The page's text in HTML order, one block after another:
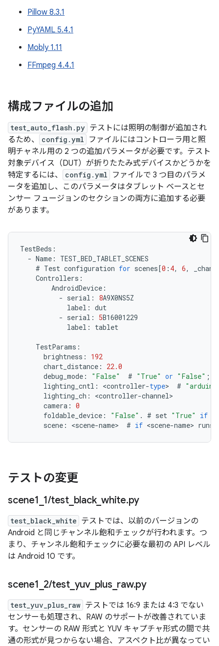
Pillow 8.3.1
PyYAML 5.4.1
Mobly 1.11
FFmpeg 4.4.1
構成ファイルの追加
test_auto_flash.py テストには照明の制御が追加され
るため、
config.yml
ファイルにはコントローラ用と照
明チャネル用の 2 つの追加パラメータが必要です。テスト
対象デバイス（DUT）が折りたたみ式デバイスかどうかを
特定するには、
config.yml
ファイルで 3 つ目のパラメ
ータを追加し、このパラメータはタブレット ベースとセ
ンサー フュージョンのセクションの両方に追加する必要
があります。
TestBeds :
- Name :
TEST_BED_TABLET_SCENES
# Test configuration for scenes[0 : 4, 6,
Controllers :
AndroidDevice :
- serial : 8A9X0NS5Z
label : dut
- serial : 5B16001229
label : tablet
TestParams :
brightness :
192
chart_distance :
22.0
debug_mode : "False" # "True" or "False" ;
lighting_cntl : <controller-type> #
lighting_ch : <controller-channel
camera : 0
foldable_device : "False" . # set "True" if
scene : <scene-name> # if <scene-name> runs
テストの変更
scene1 1/test_ black_ white.py
test_black_white テストでは、以前のバージョンの
Android と同じチャンネル飽和チェックが行われます。つ
まり、チャンネル飽和チェックに必要な最初の API レベル
は Android 10 です。
scene1 2/test_ yuv_ plus raw.py
test_yuv_plus_raw テストでは 16:9 または 4:3 でない
センサーも処理され、RAW のサポートが改善されていま
す。センサーの RAW 形式と YUV キャプチャ形式の間で共
通の形式が見つからない場合、アスペクト比が異なってい